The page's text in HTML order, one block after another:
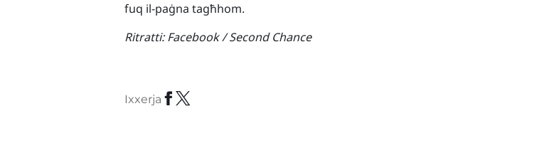
fuq il-paġna tagħhom.
Ritratti: Facebook / Second Chance
Ixxerja